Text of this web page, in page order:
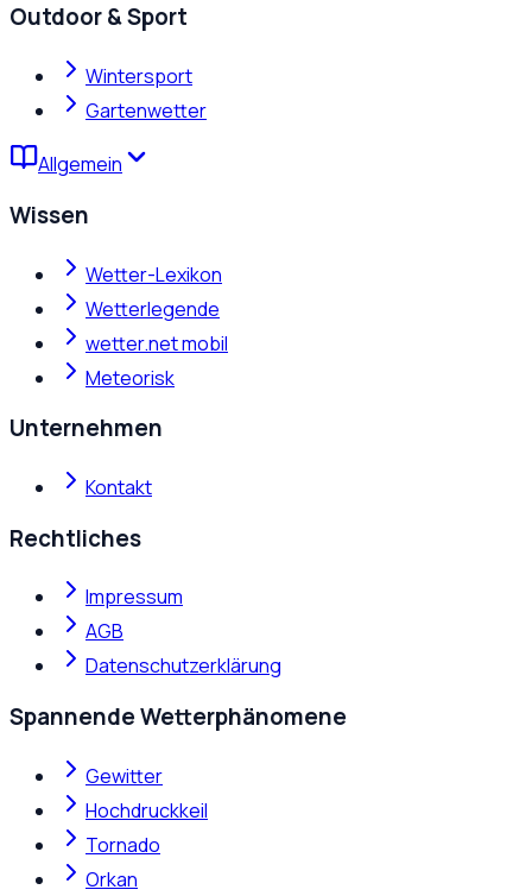
Outdoor & Sport
Wintersport
Gartenwetter
Allgemein
Wissen
Wetter-Lexikon
Wetterlegende
wetter.net mobil
Meteorisk
Unternehmen
Kontakt
Rechtliches
Impressum
AGB
Datenschutzerklärung
Spannende Wetterphänomene
Gewitter
Hochdruckkeil
Tornado
Orkan